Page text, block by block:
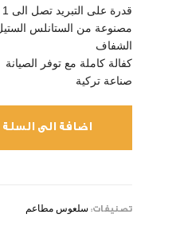
قدرة على التبريد تصل الى 1 درجة مئوية
مصنوعة من الستانلس
الشفاف
كفالة كاملة مع توفر الصيانة
صناعة تركية
اضافة الى السلة
تصنيفات: سلعوس مطاعم